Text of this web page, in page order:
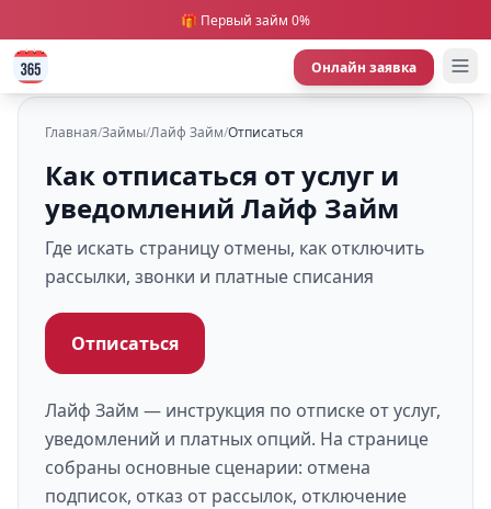
🎁 Первый займ 0%
Онлайн заявка
Главная/Займы/Лайф Займ/Отписаться
Как отписаться от услуг и
уведомлений Лайф Займ
Где искать страницу отмены, как отключить
рассылки, звонки и платные списания
Отписаться
Лайф Займ — инструкция по отписке от услуг,
уведомлений и платных опций. На странице
собраны основные сценарии: отмена
подписок, отказ от рассылок, отключение